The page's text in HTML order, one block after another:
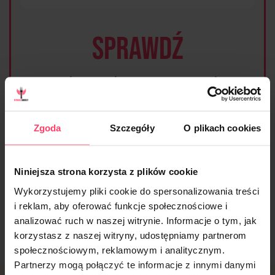
Zgoda Szczegóły O plikach cookies
Niniejsza strona korzysta z plików cookie
Wykorzystujemy pliki cookie do spersonalizowania treści
i reklam, aby oferować funkcje społecznościowe i
analizować ruch w naszej witrynie. Informacje o tym, jak
korzystasz z naszej witryny, udostępniamy partnerom
społecznościowym, reklamowym i analitycznym.
Partnerzy mogą połączyć te informacje z innymi danymi
SPRAWDŹ
aktualne menu i
Sprawdzam